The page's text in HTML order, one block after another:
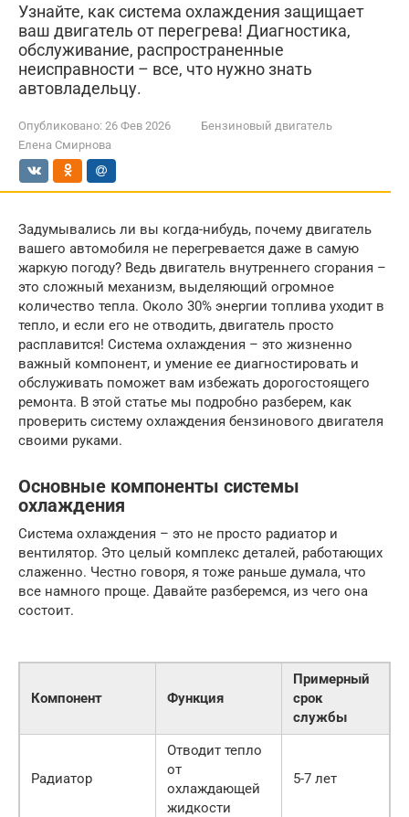
Узнайте, как система охлаждения защищает
ваш двигатель от перегрева! Диагностика,
обслуживание, распространенные
неисправности – все, что нужно знать
автовладельцу.
Опубликовано: 26 Фев 2026
Бензиновый двигатель
Елена Смирнова
Задумывались ли вы когда-нибудь, почему двигатель
вашего автомобиля не перегревается даже в самую
жаркую погоду? Ведь двигатель внутреннего сгорания –
это сложный механизм, выделяющий огромное
количество тепла. Около 30% энергии топлива уходит в
тепло, и если его не отводить, двигатель просто
расплавится! Система охлаждения – это жизненно
важный компонент, и умение ее диагностировать и
обслуживать поможет вам избежать дорогостоящего
ремонта. В этой статье мы подробно разберем, как
проверить систему охлаждения бензинового двигателя
своими руками.
Основные компоненты системы
охлаждения
Система охлаждения – это не просто радиатор и
вентилятор. Это целый комплекс деталей, работающих
слаженно. Честно говоря, я тоже раньше думала, что
все намного проще. Давайте разберемся, из чего она
состоит.
Компонент Функция
Примерный
срок
службы
Радиатор
Отводит тепло
от
охлаждающей
жидкости
5-7 лет